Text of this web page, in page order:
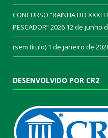
CONCURSO “RAINHA DO XXXI
PESCADOR” 2026 12 de junho
(sem título) 1 de janeiro de
DESENVOLVIDO POR CR2